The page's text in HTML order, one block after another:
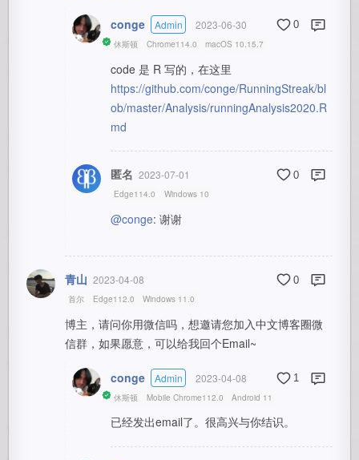
conge Admin 2023-06-30 0
休斯顿 Chrome114.0 macOS 10.15.7
code 是 R 写的，在这里
https://github.com/conge/RunningStreak/bl
ob/master/Analysis/runningAnalysis2020.R
md
匿名 2023-07-01 0
Edge114.0 Windows 10
@conge: 谢谢
青山 2023-04-08 0
首尔 Edge112.0 Windows 11.0
博主，请问你用微信吗，想邀请您加入中文博客圈微
信群，如果愿意，可以给我回个Email~
conge Admin 2023-04-08 1
休斯顿 Mobile Chrome112.0 Android 11
已经发出email了。很高兴与你结识。